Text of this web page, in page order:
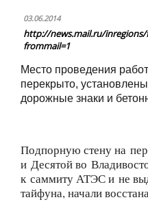
03.06.2014
http://news.mail.ru/inregions/
frommail=1
Место проведения
перекрыто,
дорожные знаки и
Подпорную стену на
и Десятой во
к саммиту АТЭС и не
тайфуна, начали